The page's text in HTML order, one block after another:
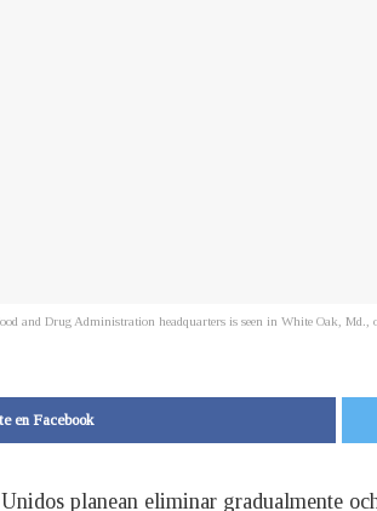
and Drug Administration headquarters is seen in White Oak,
en Facebook
planean eliminar gradualmente